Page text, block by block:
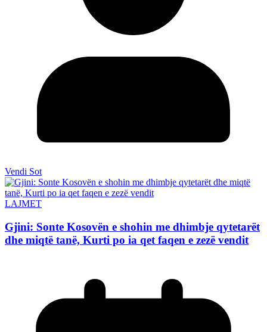
Vendi Sot
LAJMET
Gjini: Sonte Kosovën e shohin me dhimbje qytetarët
dhe miqtë tanë, Kurti po ia qet faqen e zezë vendit